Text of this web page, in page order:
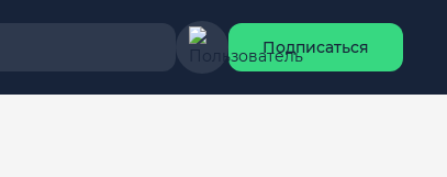
Подписаться